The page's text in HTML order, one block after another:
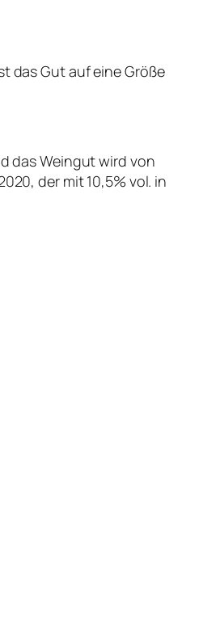
das Gut auf eine Größe
das Weingut wird von
der mit 10,5% vol. in